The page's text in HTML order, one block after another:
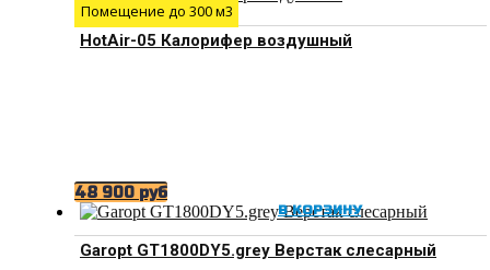
Помещение до 300 м3
HotAir-05 Калорифер воздушный
48 900 руб
В КОРЗИНУ
Garopt GT1800DY5.grey Верстак слесарный